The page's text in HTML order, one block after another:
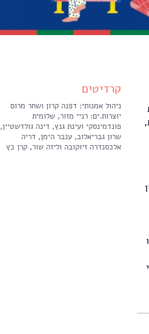
קרדיטים
ניהול אמנותי: דפנה קרון ושחר מרום
יוצרות.ים: רניי מזור, שלומית
פונדמינסקי ועינת גנץ, דינה גולדשטיין,
שרון גבריאלוב, ענבר הימן, דריה
אלכסנדרה זיוקובה וליזה שור, קרן כץ